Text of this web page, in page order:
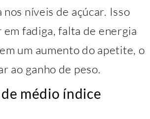
níveis de açúcar. Isso
fadiga, falta de energia
um aumento do apetite, o
ao ganho de peso.
médio índice